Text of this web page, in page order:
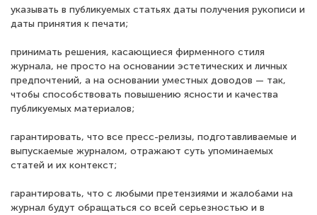
указывать в публикуемых статьях даты получения рукописи и
даты принятия к печати;
принимать решения, касающиеся фирменного стиля
журнала, не просто на основании эстетических и личных
предпочтений, а на основании уместных доводов — так,
чтобы способствовать повышению ясности и качества
публикуемых материалов;
гарантировать, что все пресс-релизы, подготавливаемые и
выпускаемые журналом, отражают суть упоминаемых
статей и их контекст;
гарантировать, что с любыми претензиями и жалобами на
журнал будут обращаться со всей серьезностью и в